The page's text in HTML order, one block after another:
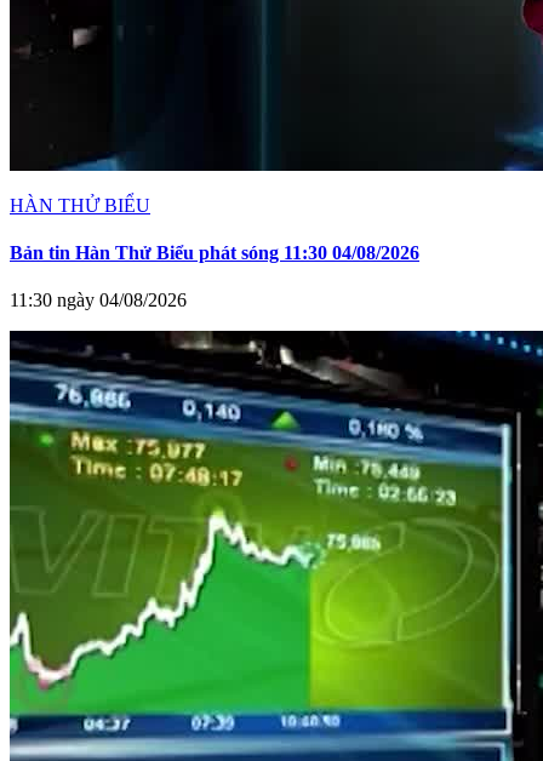
HÀN THỬ BIỂU
Bản tin Hàn Thử Biểu phát sóng 11:30 04/08/2026
11:30 ngày 04/08/2026